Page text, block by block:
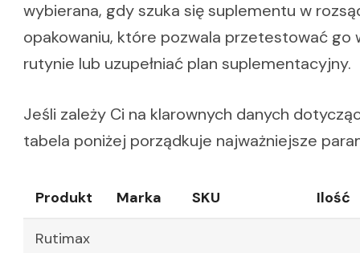
wybierana, gdy szuka się suplementu w
opakowaniu, które pozwala przetestować go
rutynie lub uzupełniać plan suplementacyjny.
Jeśli zależy Ci na klarownych danych
tabela poniżej porządkuje najważniejsze
Produkt Marka SKU Ilość
Rutimax